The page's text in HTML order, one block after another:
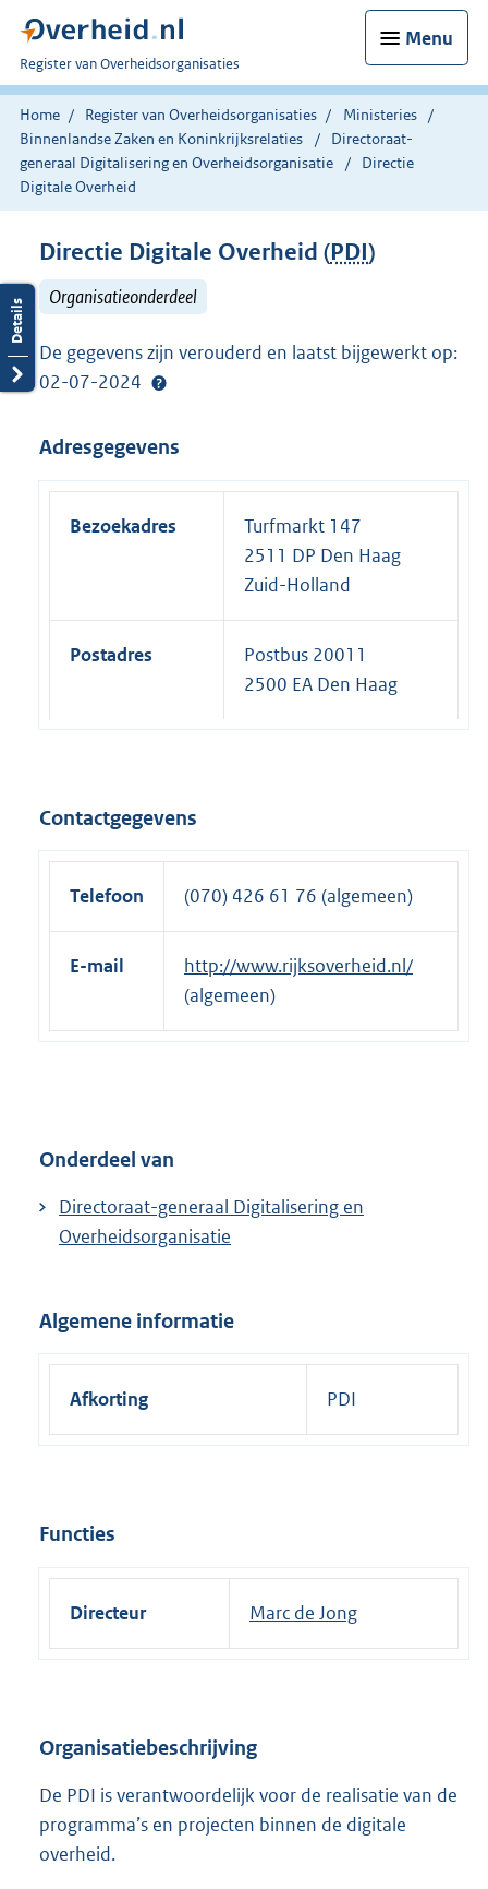
Menu
U
bent
nu
hier:
Register van Overheidsorganisaties
Home Register van Overheidsorganisaties
Ministeries
Binnenlandse Zaken en Koninkrijksrelaties
Directoraat-
generaal Digitalisering en Overheidsorganisatie
Directie
Digitale Overheid
Directie Digitale Overheid (PDI)
Organisatieonderdeel
De gegevens zijn verouderd en laatst bijgewerkt op:
02-07-2024
Adresgegevens
Bezoekadres
Turfmarkt 147
2511 DP Den Haag
Zuid-Holland
Postadres
Postbus 20011
2500 EA Den Haag
Contactgegevens
Telefoon (070) 426 61 76 (algemeen)
E-mail
http://www.rijksoverheid.nl/
(algemeen)
Onderdeel van
Directoraat-generaal Digitalisering en
Overheidsorganisatie
Algemene informatie
Afkorting PDI
Functies
Directeur Marc de Jong
Organisatiebeschrijving
De PDI is verantwoordelijk voor de realisatie van de
programma’s en projecten binnen de digitale
overheid.